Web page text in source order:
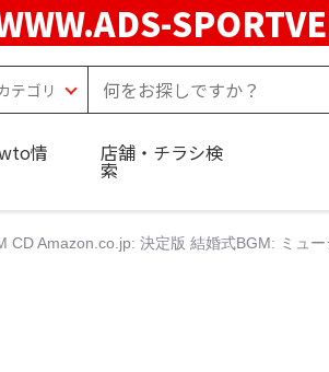
情 店舗・チラシ検
索
CD Amazon.co.jp: 決定版 結婚式BGM: ミュー